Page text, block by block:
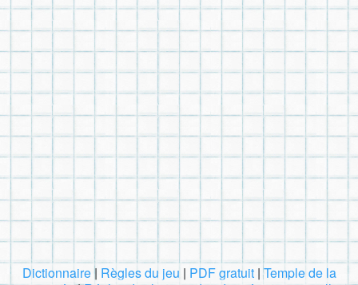
Dictionnaire| Règles du jeu | PDF gratuit|Temple de la